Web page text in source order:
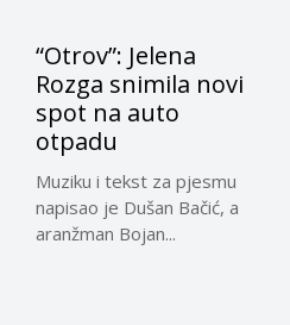
“Otrov”: Jelena
Rozga snimila novi
spot na auto
otpadu
Muziku i tekst za pjesmu
napisao je Dušan Bačić, a
aranžman Bojan...